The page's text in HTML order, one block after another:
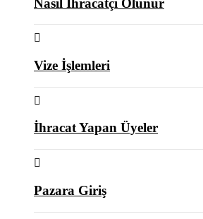
Vize İşlemleri
İhracat Yapan Üyeler
Pazara Giriş